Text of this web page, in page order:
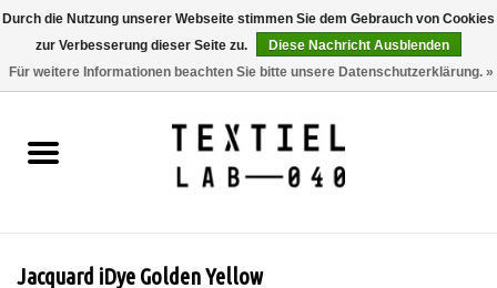
0 Artikel - €0,00
BÜCHER
Jacquard iDye Golden Yellow
Durch die Nutzung unserer Webseite stimmen Sie dem Gebrauch von Cookies
zur Verbesserung dieser Seite zu.
Diese Nachricht Ausblenden
Für weitere Informationen beachten Sie bitte unsere Datenschutzerklärung. »